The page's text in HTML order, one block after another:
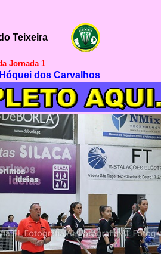
Teixeira
Jornada 1
dos Carvalhos